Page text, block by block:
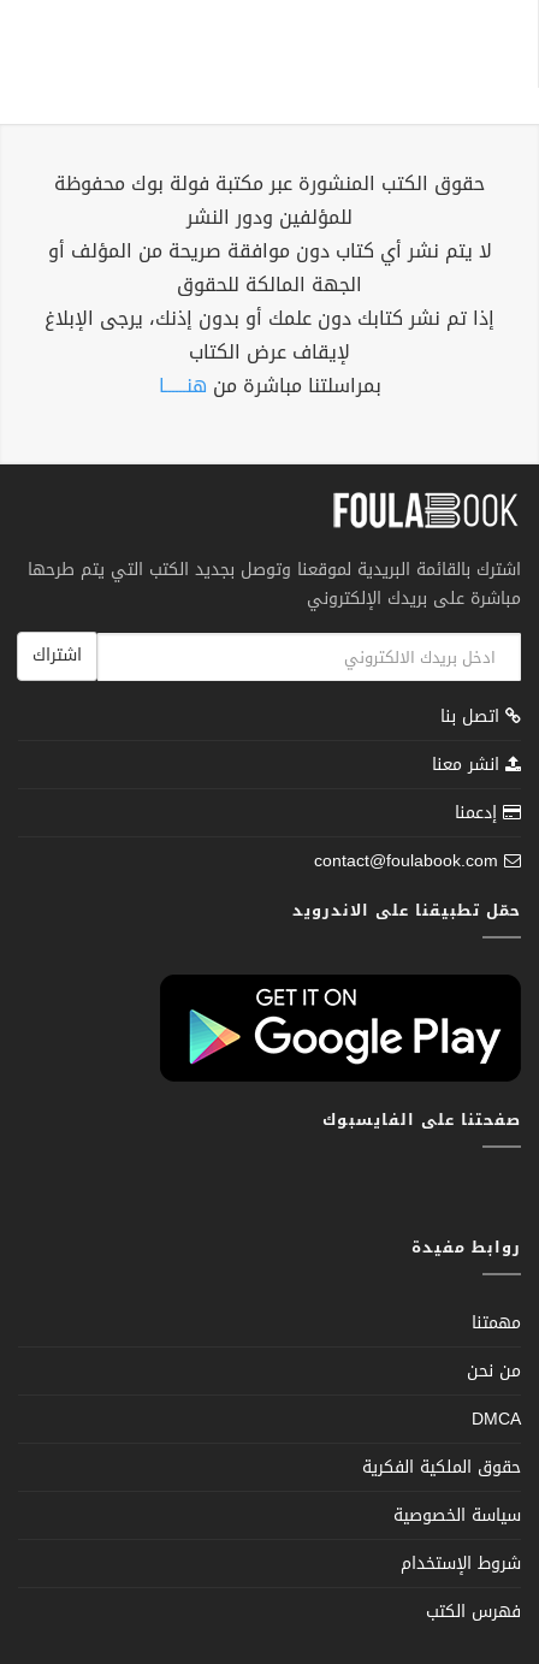
حقوق الكتب المنشورة عبر مكتبة فولة بوك محفوظة
للمؤلفين ودور النشر
لا يتم نشر أي كتاب دون موافقة صريحة من المؤلف أو
الجهة المالكة للحقوق
إذا تم نشر كتابك دون علمك أو بدون إذنك، يرجى الإبلاغ
لإيقاف عرض الكتاب
بمراسلتنا مباشرة من هنــــــا
اشترك بالقائمة البريدية لموقعنا وتوصل بجديد الكتب التي يتم طرحها
مباشرة على بريدك الإلكتروني
اشتراك
اتصل بنا
انشر معنا
إدعمنا
contact@foulabook.com
حمّل تطبيقنا على الاندرويد
صفحتنا على الفايسبوك
روابط مفيدة
مهمتنا
من نحن
DMCA
حقوق الملكية الفكرية
سياسة الخصوصية
شروط الإستخدام
فهرس الكتب